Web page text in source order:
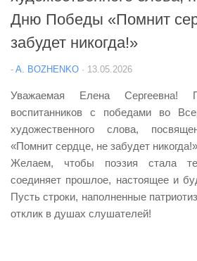
Дню Победы «Помнит
забудет никогда!»
- A. BOZHENKO · 13.05.2026
Уважаемая Елена Сергеевна!
воспитанников с победами во
художественного слова,
«Помнит сердце, не забудет никогда!»
Желаем, чтобы поэзия стала
соединяет прошлое, настоящее и
Пусть строки, наполненные
отклик в душах слушателей!